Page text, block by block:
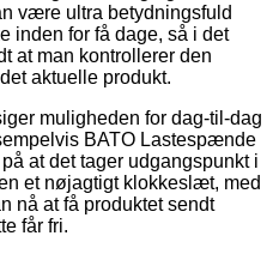
være ultra betydningsfuld
inden for få dage, så i det
at man kontrollerer den
aktuelle produkt.
muligheden for dag-til-dag
BATO Lastespænde
at det tager udgangspunkt i
et nøjagtigt klokkeslæt, med
nå at få produktet sendt
får fri.